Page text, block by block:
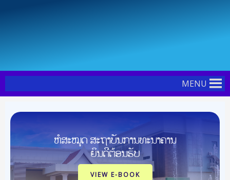
MENU
ຫໍສະໝຸດ ສະຖາບັນການທະນາຄານ
ຍິນດີຕ້ອນຮັບ
VIEW E-BOOK